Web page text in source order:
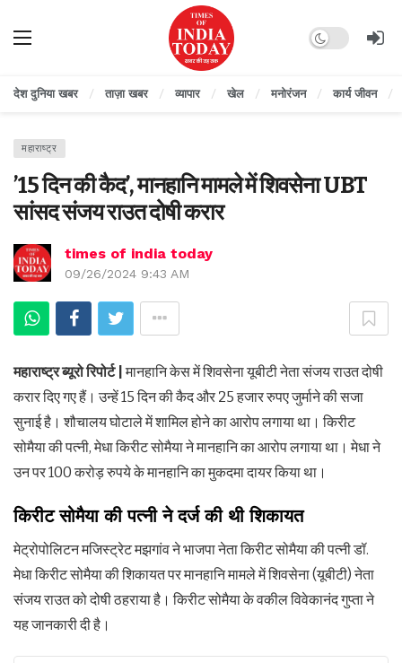
Dark mode
देश दुनिया खबर ताज़ा खबर व्यापार खेल मनोरंजन कार्य जीवन
महाराष्ट्र
’15 दिन की कैद’, मानहानि मामले में शिवसेना UBT
सांसद संजय राउत दोषी करार
times of india today
09/26/2024 9:43 AM
महाराष्ट्र ब्यूरो रिपोर्ट | मानहानि केस में शिवसेना यूबीटी नेता संजय राउत दोषी
करार दिए गए हैं। उन्हें 15 दिन की कैद और 25 हजार रुपए जुर्माने की सजा
सुनाई है। शौचालय घोटाले में शामिल होने का आरोप लगाया था। किरीट
सोमैया की पत्नी, मेधा किरीट सोमैया ने मानहानि का आरोप लगाया था। मेधा ने
उन पर 100 करोड़ रुपये के मानहानि का मुकदमा दायर किया था।
किरीट सोमैया की पत्नी ने दर्ज की थी शिकायत
मेट्रोपोलिटन मजिस्ट्रेट मझगांव ने भाजपा नेता किरीट सोमैया की पत्नी डॉ.
मेधा किरीट सोमैया की शिकायत पर मानहानि मामले में शिवसेना (यूबीटी) नेता
संजय राउत को दोषी ठहराया है। किरीट सोमैया के वकील विवेकानंद गुप्ता ने
यह जानकारी दी है।